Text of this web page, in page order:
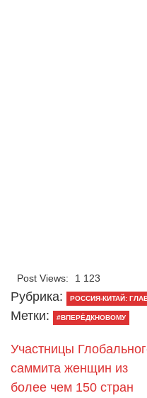
Post Views: 1 123
Рубрика: РОССИЯ-КИТАЙ:
Метки: #ВПЕРЁДКНОВОМУ
Участницы
саммита женщин из
более чем 150 стран